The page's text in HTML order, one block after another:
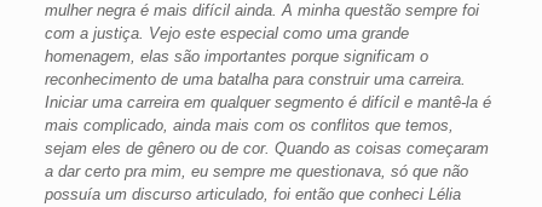
mulher negra é mais difícil ainda. A minha questão sempre foi
com a justiça. Vejo este especial como uma grande
homenagem, elas são importantes porque significam o
reconhecimento de uma batalha para construir uma carreira.
Iniciar uma carreira em qualquer segmento é difícil e mantê-la é
mais complicado, ainda mais com os conflitos que temos,
sejam eles de gênero ou de cor. Quando as coisas começaram
a dar certo pra mim, eu sempre me questionava, só que não
possuía um discurso articulado, foi então que conheci Lélia